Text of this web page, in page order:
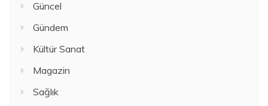
Güncel
Gündem
Kültür Sanat
Magazin
Sağlık